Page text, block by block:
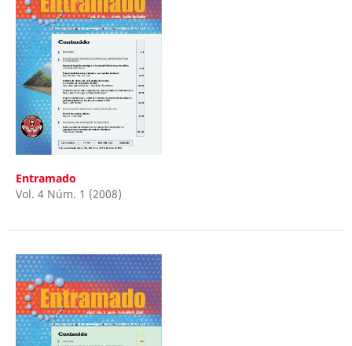
Entramado
Vol. 4 Núm. 1 (2008)